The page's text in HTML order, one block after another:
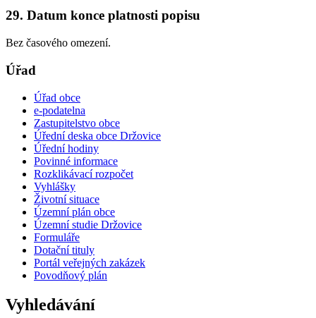
29. Datum konce platnosti popisu
Bez časového omezení.
Úřad
Úřad obce
e-podatelna
Zastupitelstvo obce
Úřední deska obce Držovice
Úřední hodiny
Povinné informace
Rozklikávací rozpočet
Vyhlášky
Životní situace
Územní plán obce
Územní studie Držovice
Formuláře
Dotační tituly
Portál veřejných zakázek
Povodňový plán
Vyhledávání